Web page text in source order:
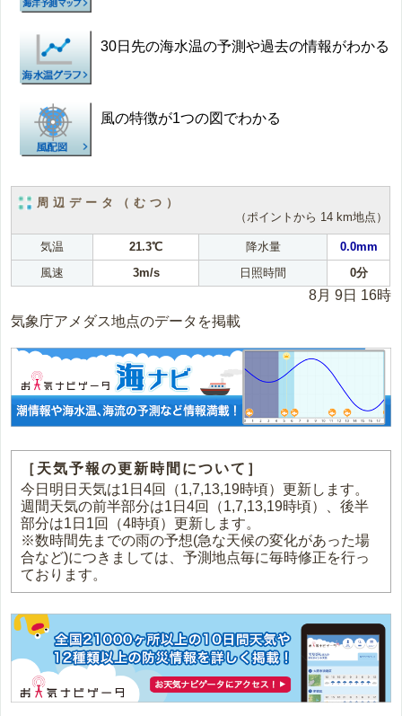
30日先の海水温の予測や過去の情報がわかる
風の特徴が1つの図でわかる
周辺データ（むつ）
（ポイントから 14 km地点）
気温 21.3℃ 降水量
0.0mm
風速
3m/s 日照時間 0分
8月 9日 16時
気象庁アメダス地点のデータを掲載
［天気予報の更新時間について］
今日明日天気は1日4回（1,7,13,19時頃）更新します。
週間天気の前半部分は1日4回（1,7,13,19時頃）、後半
部分は1日1回（4時頃）更新します。
※数時間先までの雨の予想(急な天候の変化があった場
合など)につきましては、予測地点毎に毎時修正を行っ
ております。